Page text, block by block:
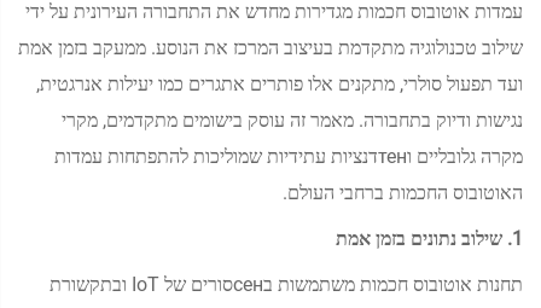
עמדות אוטובוס חכמות מגדירות מחדש את התחבורה העירונית על ידי
שילוב טכנולוגיה מתקדמת בעיצוב המרכז את הנוסע. ממעקב בזמן אמת
ועד תפעול סולרי, מתקנים אלו פותרים אתגרים כמו יעילות אנרגטית,
נגישות ודיוק בתחבורה. מאמר זה עוסק בישומים מתקדמים, מקרי
מקרה גלובליים וтенדנציות עתידיות שמוליכות להתפתחות עמדות
האוטובוס החכמות ברחבי העולם.
1. שילוב נתונים בזמן אמת
תחנות אוטובוס חכמות משתמשות בсенסורים של IoT ובתקשורת